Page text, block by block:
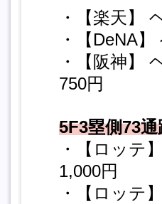
・【楽天】
・【DeNA
・【阪神】
750円
5F3塁側73
・【ロッ
1,000円
・【ロッテ